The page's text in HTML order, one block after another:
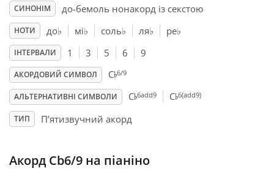
English
Español
Français
СИНОНІМ до-бемоль нонакорд iз секстою
НОТИ до♭ мі♭ соль♭ ля♭ ре♭
ІНТЕРВАЛИ 1 3 5 6 9
АКОРДОВИЙ СИМВОЛ C♭6/9
АЛЬТЕРНАТИВНІ СИМВОЛИ C♭6add9 C♭6(add9)
ТИП П’ятизвучний акорд
Акорд Cb6/9 на піаніно